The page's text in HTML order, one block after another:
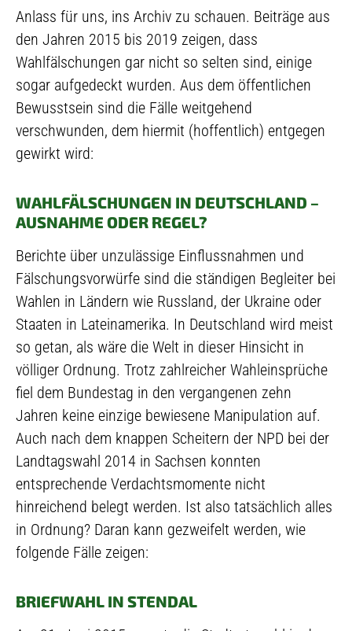
Anlass für uns, ins Archiv zu schauen. Beiträge aus
den Jahren 2015 bis 2019 zeigen, dass
Wahlfälschungen gar nicht so selten sind, einige
sogar aufgedeckt wurden. Aus dem öffentlichen
Bewusstsein sind die Fälle weitgehend
verschwunden, dem hiermit (hoffentlich) entgegen
gewirkt wird:
WAHLFÄLSCHUNGEN IN DEUTSCHLAND –
AUSNAHME ODER REGEL?
Berichte über unzulässige Einflussnahmen und
Fälschungsvorwürfe sind die ständigen Begleiter bei
Wahlen in Ländern wie Russland, der Ukraine oder
Staaten in Lateinamerika. In Deutschland wird meist
so getan, als wäre die Welt in dieser Hinsicht in
völliger Ordnung. Trotz zahlreicher Wahleinsprüche
fiel dem Bundestag in den vergangenen zehn
Jahren keine einzige bewiesene Manipulation auf.
Auch nach dem knappen Scheitern der NPD bei der
Landtagswahl 2014 in Sachsen konnten
entsprechende Verdachtsmomente nicht
hinreichend belegt werden. Ist also tatsächlich alles
in Ordnung? Daran kann gezweifelt werden, wie
folgende Fälle zeigen:
BRIEFWAHL IN STENDAL